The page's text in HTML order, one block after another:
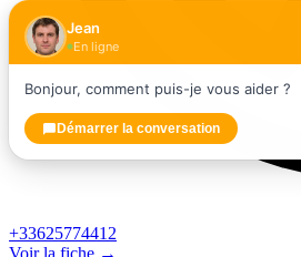
+33625774412
Jean
En ligne
Bonjour, comment puis-je vous aider ?
Démarrer la conversation